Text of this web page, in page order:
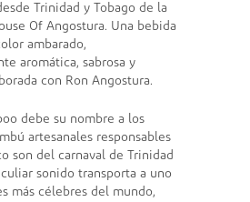
Trinidad y Tobago de la
Of Angostura. Una bebida
ambarado,
aromática, sabrosa y
con Ron Angostura.
debe su nombre a los
artesanales responsables
son del carnaval de Trinidad
sonido transporta a uno
más célebres del mundo,